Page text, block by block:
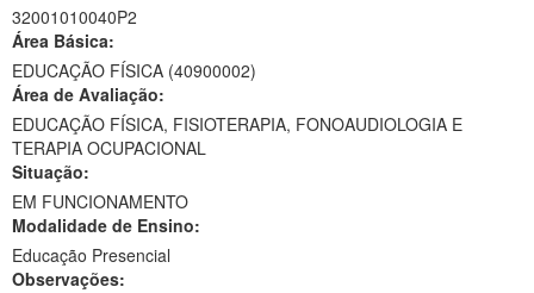
Ministério da Saúde
Ministério de Minas e Energia
Ministério da Ciência, Tecnologia, Inovações e Comunicações
Ministério do Meio Ambiente
Ministério do Turismo
Ministério do Desenvolvimento Regional
32001010040P2
Área Básica:
EDUCAÇÃO FÍSICA (40900002)
Área de Avaliação:
EDUCAÇÃO FÍSICA, FISIOTERAPIA, FONOAUDIOLOGIA E
TERAPIA OCUPACIONAL
Situação:
EM FUNCIONAMENTO
Modalidade de Ensino:
Educação Presencial
Observações: